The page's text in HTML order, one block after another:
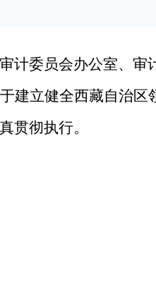
计委员会办公室、审
于建立健全西藏自治
贯彻执行。